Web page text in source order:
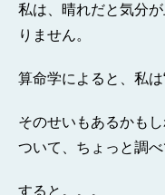
私は、晴れだと気分
りません。
算命学によると、私は
そのせいもあるかも
ついて、ちょっと調べ
すると。。。